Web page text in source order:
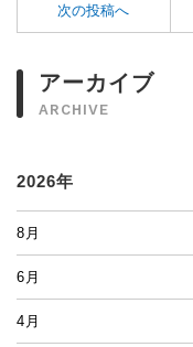
次の投稿へ
アーカイブ
ARCHIVE
2026年
8月
6月
4月